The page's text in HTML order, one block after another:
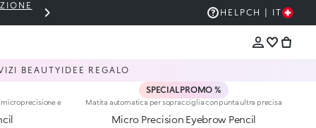
THE KIKO SALE: FINO AL 50% DI
HELPCH | IT
BEAUTY IDEE REGALO
e
SPECIAL PROMO %
Matita automatica per sopracciglia con punta ultra precisa
Micro Precision Eyebrow Pencil